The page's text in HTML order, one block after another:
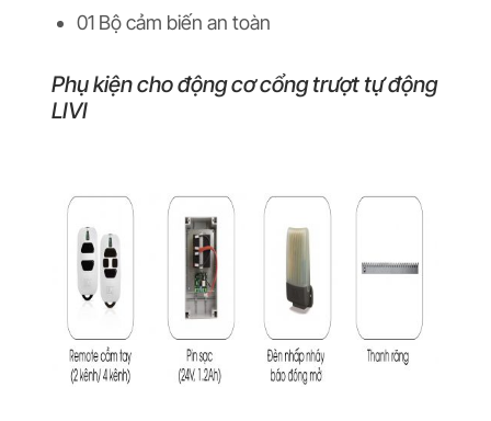
01 Bộ cảm biến an toàn
Phụ kiện cho động cơ cổng trượt tự động
LIVI